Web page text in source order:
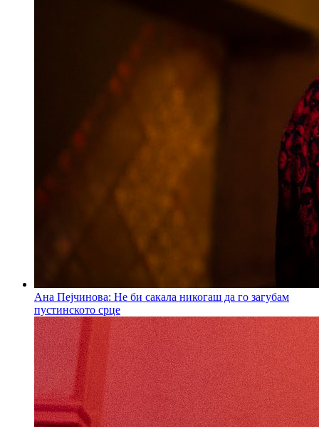
Ана Пејчинова: Не би сакала никогаш да го загубам
пустинското срце